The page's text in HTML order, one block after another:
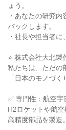
ょう。
・あなたの研究
バックします。
・社長や担当者に
⭐ 株式会社大北製
私たちは、ただの
「日本のモノづ
✅ 専門性：航空
H2ロケットや航
高精度部品を製造